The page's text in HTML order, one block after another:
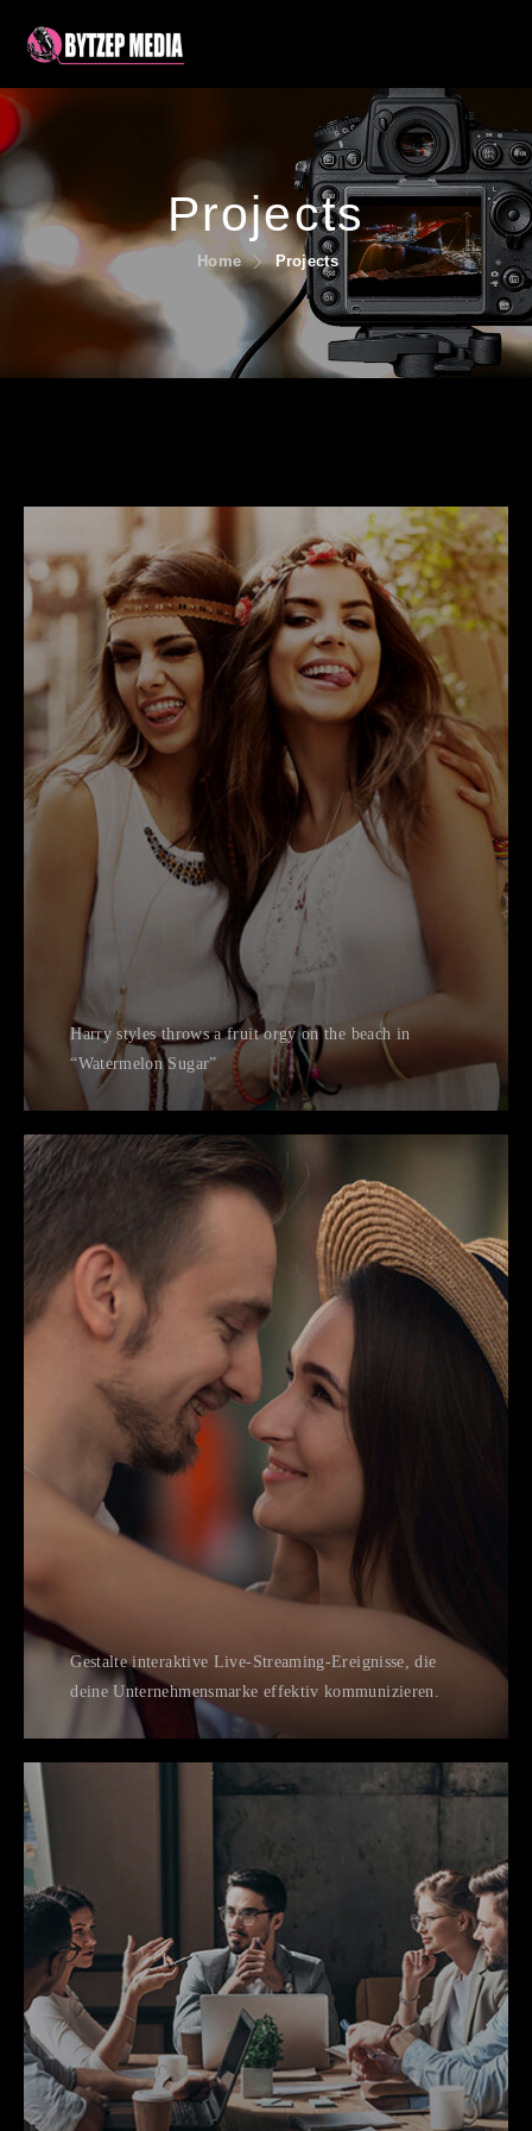
Projects
Home Projects
Harry styles throws a fruit orgy on the beach in
“Watermelon Sugar”
Gestalte interaktive Live-Streaming-Ereignisse, die
deine Unternehmensmarke effektiv kommunizieren.